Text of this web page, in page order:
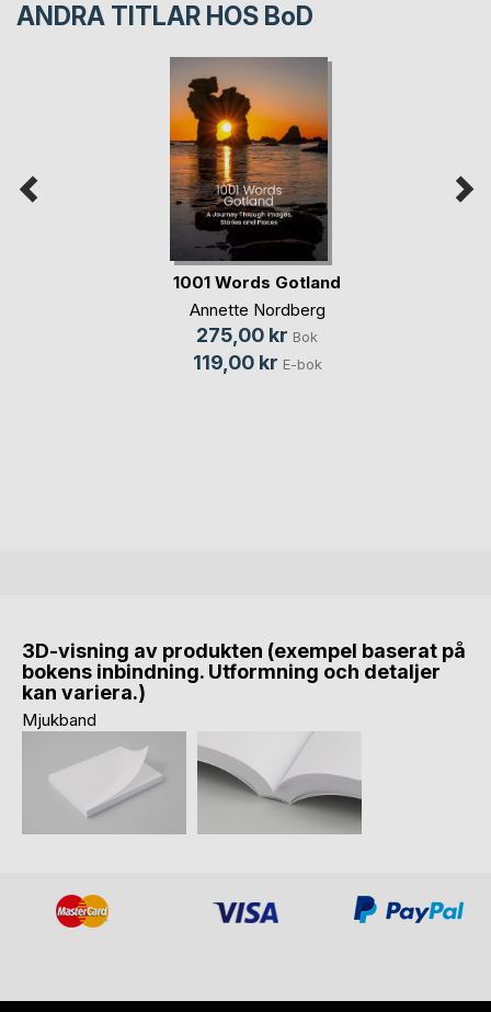
ANDRA TITLAR HOS BoD
1001 Words Gotland
Annette Nordberg
275,00 kr Bok
119,00 kr E-bok
3D-visning av produkten (exempel baserat på
bokens inbindning. Utformning och detaljer
kan variera.)
Mjukband